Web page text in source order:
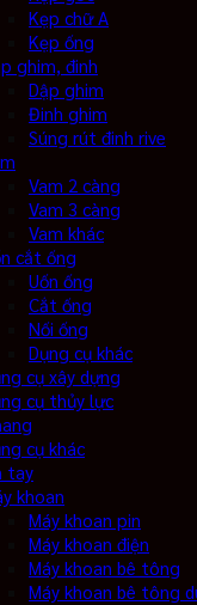
Kẹp chữ A
Kẹp ống
ghim, đinh
Dập ghim
Đinh ghim
Súng rút đinh rive
Vam 2 càng
Vam 3 càng
Vam khác
cắt ống
Uốn ống
Cắt ống
Nối ống
Dụng cụ khác
cụ xây dựng
cụ thủy lực
cụ khác
tay
khoan
Máy khoan pin
Máy khoan điện
Máy khoan bê tông
Máy khoan bê tông